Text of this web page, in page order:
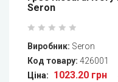
Seron
Виробник: Seron
Код товару: 426001
Ціна:
1023.20 грн